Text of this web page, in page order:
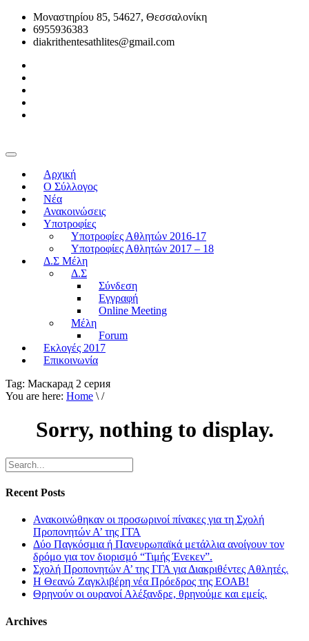
Μοναστηρίου 85, 54627, Θεσσαλονίκη
6955936383
diakrithentesathlites@gmail.com
Αρχική
O Σύλλογος
Νέα
Ανακοινώσεις
Υποτροφίες
Υποτροφίες Αθλητών 2016-17
Υποτροφίες Αθλητών 2017 – 18
Δ.Σ Μέλη
Δ.Σ
Σύνδεση
Εγγραφή
Online Meeting
Μέλη
Forum
Εκλογές 2017
Επικοινωνία
Tag: Маскарад 2 серия
You are here: Home \ /
Sorry, nothing to display.
Recent Posts
Ανακοινώθηκαν οι προσωρινοί πίνακες για τη Σχολή
Προπονητών Α’ της ΓΓΑ
Δύο Παγκόσμια ή Πανευρωπαϊκά μετάλλια ανοίγουν τον
δρόμο για τον διορισμό “Τιμής Ένεκεν”.
Σχολή Προπονητών Α’ της ΓΓΑ για Διακριθέντες Αθλητές.
Η Θεανώ Ζαγκλιβέρη νέα Πρόεδρος της ΕΟΑΒ!
Θρηνούν οι ουρανοί Αλέξανδρε, θρηνούμε και εμείς.
Archives